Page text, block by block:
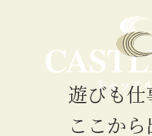
遊びも仕
ここから